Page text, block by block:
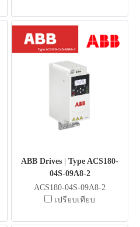
ABB Drives | Type ACS180-
04S-09A8-2
ACS180-04S-09A8-2
เปรียบเทียบ